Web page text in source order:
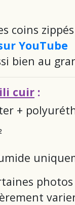
coins
YouTube
bien au
cuir :
+